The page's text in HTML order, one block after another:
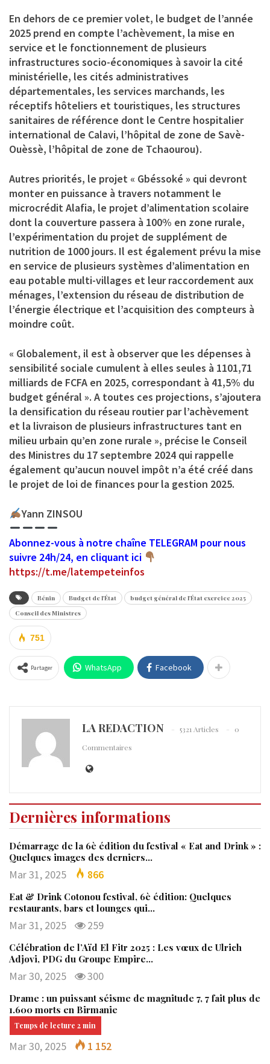
En dehors de ce premier volet, le budget de l’année
2025 prend en compte l’achèvement, la mise en
service et le fonctionnement de plusieurs
infrastructures socio-économiques à savoir la cité
ministérielle, les cités administratives
départementales, les services marchands, les
réceptifs hôteliers et touristiques, les structures
sanitaires de référence dont le Centre hospitalier
international de Calavi, l’hôpital de zone de Savè-
Ouèssè, l’hôpital de zone de Tchaourou).
Autres priorités, le projet « Gbéssoké » qui devront
monter en puissance à travers notamment le
microcrédit Alafia, le projet d’alimentation scolaire
dont la couverture passera à 100% en zone rurale,
l’expérimentation du projet de supplément de
nutrition de 1000 jours. Il est également prévu la mise
en service de plusieurs systèmes d’alimentation en
eau potable multi-villages et leur raccordement aux
ménages, l’extension du réseau de distribution de
l’énergie électrique et l’acquisition des compteurs à
moindre coût.
« Globalement, il est à observer que les dépenses à
sensibilité sociale cumulent à elles seules à 1101,71
milliards de FCFA en 2025, correspondant à 41,5% du
budget général ». A toutes ces projections, s’ajoutera
la densification du réseau routier par l’achèvement
et la livraison de plusieurs infrastructures tant en
milieu urbain qu’en zone rurale », précise le Conseil
des Ministres du 17 septembre 2024 qui rappelle
également qu’aucun nouvel impôt n’a été créé dans
le projet de loi de finances pour la gestion 2025.
Yann ZINSOU
Abonnez-vous à notre chaîne TELEGRAM pour nous
suivre 24h/24, en cliquant ici
https://t.me/latempeteinfos
Bénin Budget de l'État
budget général de l'État exercice 2025
Conseil des Ministres
751
Partager WhatsApp Facebook
LA REDACTION 5321 Articles
0
Commentaires
Dernières informations
Démarrage de la 6è édition du festival « Eat and Drink » :
Quelques images des derniers…
Mar 31, 2025 866
Eat & Drink Cotonou festival, 6è édition: Quelques
restaurants, bars et lounges qui…
Mar 31, 2025 259
Célébration de l’Aïd El Fitr 2025 : Les vœux de Ulrich
Adjovi, PDG du Groupe Empire…
Mar 30, 2025 300
Drame : un puissant séisme de magnitude 7, 7 fait plus de
1.600 morts en Birmanie
Mar 30, 2025 1 152